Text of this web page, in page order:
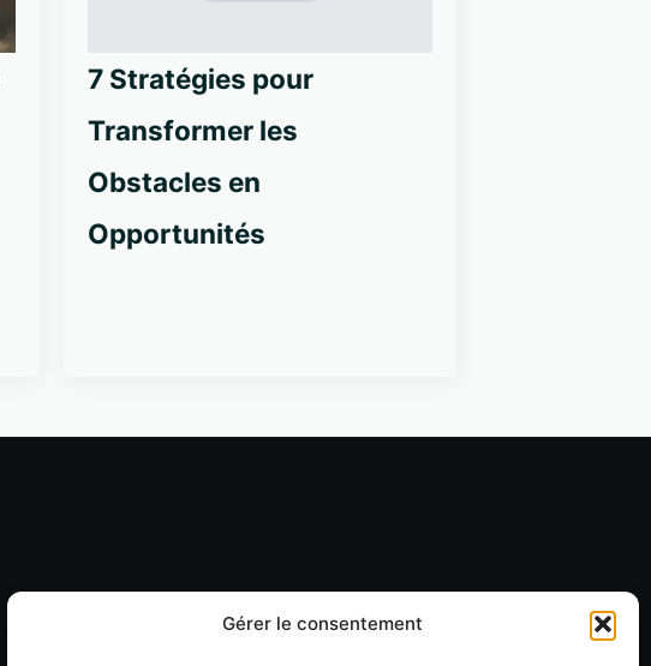
Gérer le consentement
7 Stratégies pour
Transformer les
Obstacles en
Opportunités